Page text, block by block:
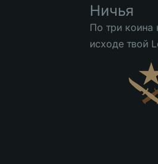
Ничья
По три
исходе твой